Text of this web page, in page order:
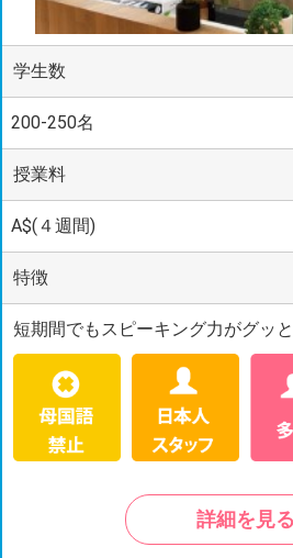
学生数
200-250名
授業料
A$(４週間)
特徴
短期間でもスピーキング力がグッ
詳細を見る